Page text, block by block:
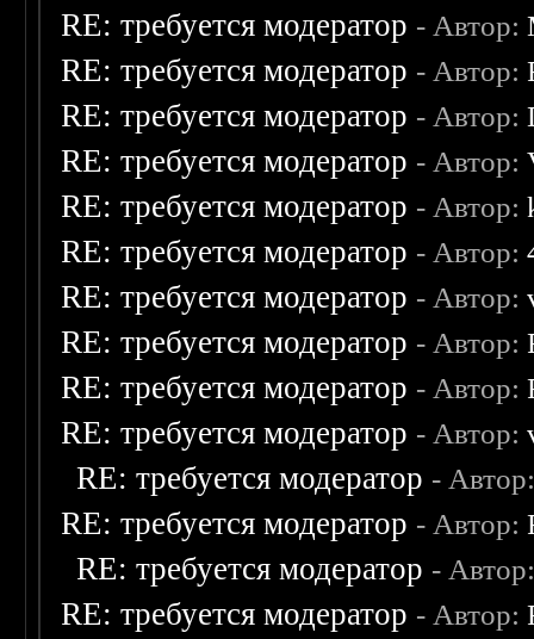
RE: требуется модератор - Автор:
RE: требуется модератор - Автор:
RE: требуется модератор - Автор:
RE: требуется модератор - Автор:
RE: требуется модератор - Автор:
RE: требуется модератор - Автор:
RE: требуется модератор - Автор:
RE: требуется модератор - Автор:
RE: требуется модератор - Автор:
RE: требуется модератор - Автор:
RE: требуется модератор -
RE: требуется модератор - Автор:
RE: требуется модератор -
RE: требуется модератор - Автор: